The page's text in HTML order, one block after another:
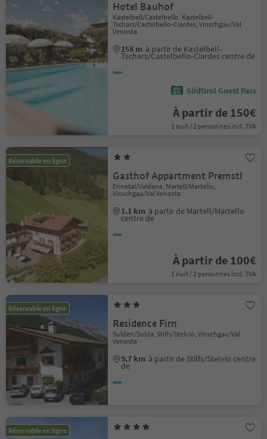
Hotel Bauhof
Kastelbell/Castelbello, Kastelbell-
Tschars/Castelbello-Ciardes, Vinschgau/Val
Venosta
158 m à partir de Kastelbell-
Tschars/Castelbello-Ciardes centre de
Südtirol Guest Pass
À partir de 150€
1 nuit / 2 personnes incl. TVA
Réservable en ligne
Gasthof Appartment Premstl
Ennetal/Valdene, Martell/Martello,
Vinschgau/Val Venosta
1.1 km à partir de Martell/Martello
centre de
À partir de 100€
1 nuit / 2 personnes incl. TVA
Réservable en ligne
Residence Firn
Sulden/Solda, Stilfs/Stelvio, Vinschgau/Val
Venosta
9.7 km à partir de Stilfs/Stelvio centre
de
Réservable en ligne